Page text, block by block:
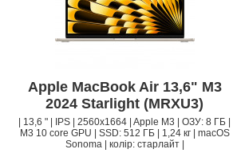
Apple MacBook Air 13,6" M3
2024 Starlight (MRXU3)
| 13,6 " | IPS | 2560x1664 | Apple M3 | ОЗУ: 8 ГБ |
M3 10 core GPU | SSD: 512 ГБ | 1,24 кг | macOS
Sonoma | колір: старлайт |